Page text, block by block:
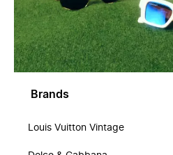
Brands
Louis Vuitton Vintage